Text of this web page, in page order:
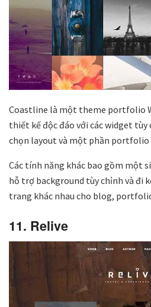
Coastline là một theme portfolio
thiết kế độc đáo với các widget
chọn layout và một phần
Các tính năng khác bao gồm một
hỗ trợ background tùy chỉnh và đi
trang khác nhau cho blog,
11. Relive